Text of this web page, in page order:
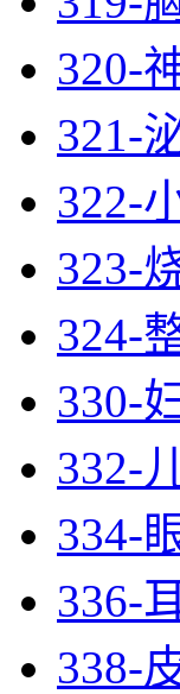
320-
321-
322-
323-
324-
330-
332-
334-
336-
338-